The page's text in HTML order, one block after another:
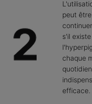
peut
s'il
chaque
efficace.